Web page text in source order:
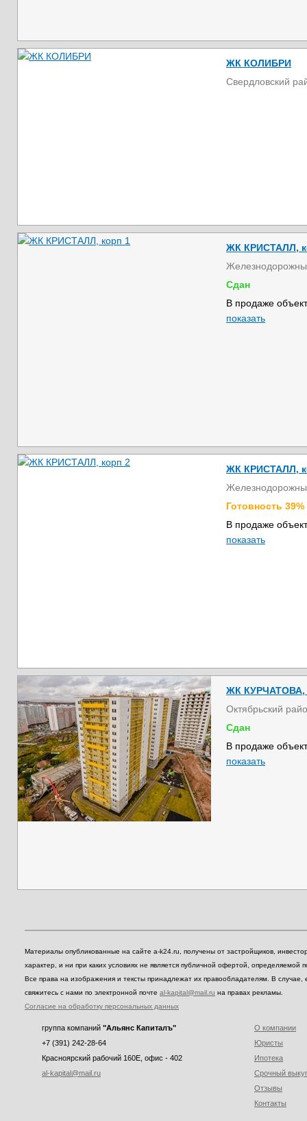
ЖК КОЛИБРИ
Свердловский
ЖК КРИСТАЛЛ,
Сдан
В продаже
показать
ЖК КРИСТАЛЛ,
Готовность 39%
В продаже
показать
ЖК КУРЧАТОВА,
Октябрьский
Сдан
В продаже
показать
Материалы опубликованные на сайте a-k24.ru, получены от застройщиков,
характер, и ни при каких условиях не является публичной офертой,
Все права на изображения и тексты принадлежат их правообладателям. В
свяжитесь с нами по электронной почте al-kapital@mail.ru на правах рекламы.
Согласие на обработку персональных данных
группа компаний "Альянс Капиталъ"
+7 (391) 242-28-64
Красноярский рабочий 160E, офис - 402
al-kapital@mail.ru
О компании
Юристы
Ипотека
Срочный
Отзывы
Контакты